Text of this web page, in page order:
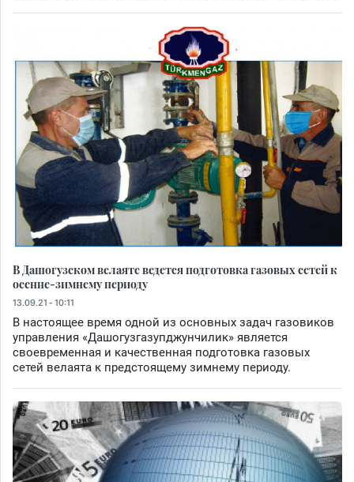
В Дашогузском велаяте ведется подготовка газовых сетей к
осенне-зимнему периоду
13.09.21 - 10:11
В настоящее время одной из основных задач газовиков
управления «Дашогузгазупджунчилик» является
своевременная и качественная подготовка газовых
сетей велаята к предстоящему зимнему периоду.